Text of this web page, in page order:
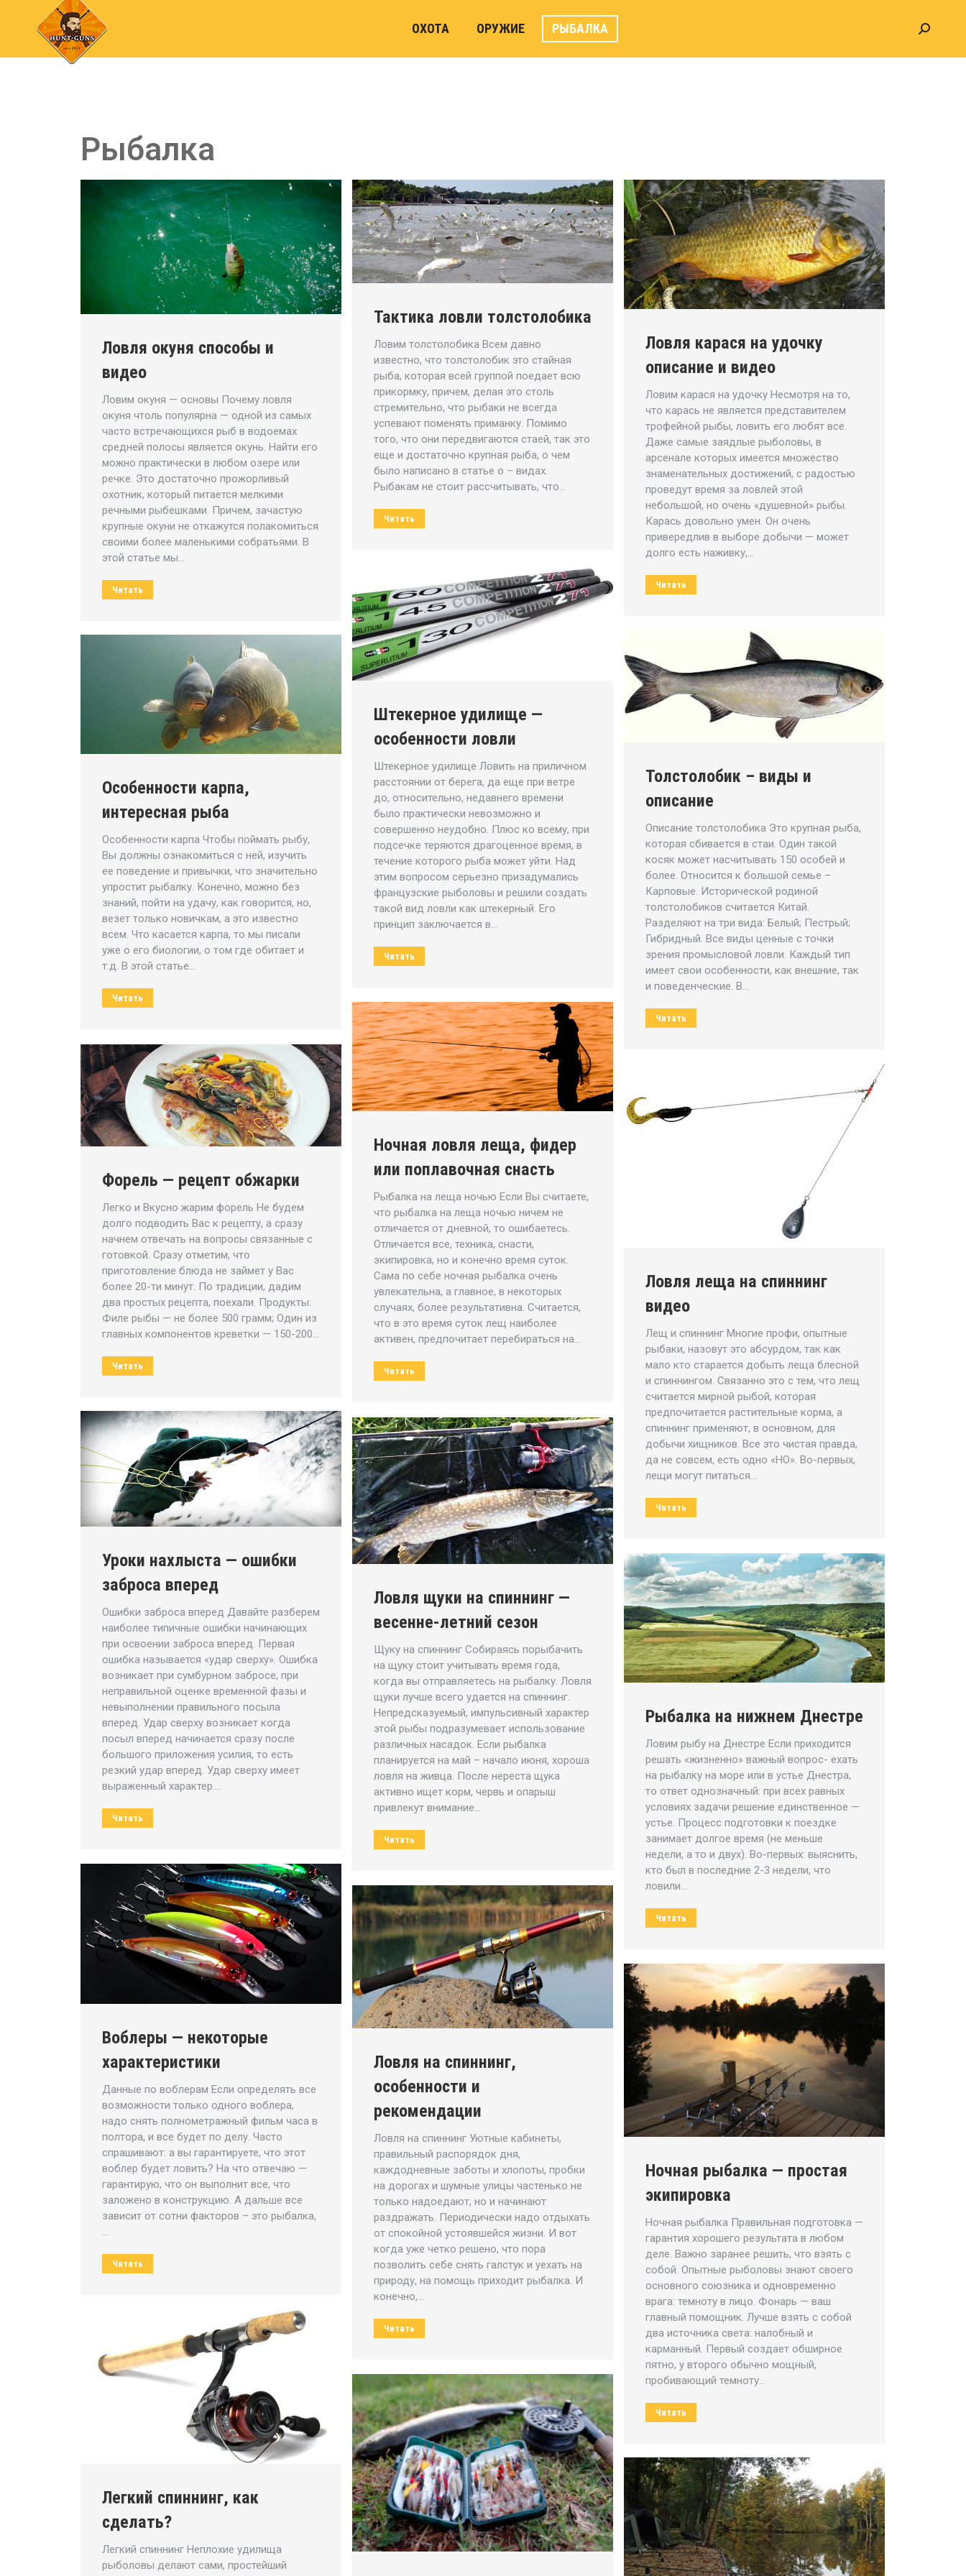
ОХОТА ОРУЖИЕ РЫБАЛКА
Рыбалка
Ловля окуня способы и
видео
Ловим окуня — основы Почему ловля
окуня чтоль популярна — одной из самых
часто встречающихся рыб в водоемах
средней полосы является окунь. Найти его
можно практически в любом озере или
речке. Это достаточно прожорливый
охотник, который питается мелкими
речными рыбешками. Причем, зачастую
крупные окуни не откажутся полакомиться
своими более маленькими собратьями. В
этой статье мы…
Читать
Тактика ловли толстолобика
Ловим толстолобика Всем давно
известно, что толстолобик это стайная
рыба, которая всей группой поедает всю
прикормку, причем, делая это столь
стремительно, что рыбаки не всегда
успевают поменять приманку. Помимо
того, что они передвигаются стаей, так это
еще и достаточно крупная рыба, о чем
было написано в статье о – видах.
Рыбакам не стоит рассчитывать, что…
Читать
Ловля карася на удочку
описание и видео
Ловим карася на удочку Несмотря на то,
что карась не является представителем
трофейной рыбы, ловить его любят все.
Даже самые заядлые рыболовы, в
арсенале которых имеется множество
знаменательных достижений, с радостью
проведут время за ловлей этой
небольшой, но очень «душевной» рыбы.
Карась довольно умен. Он очень
привередлив в выборе добычи — может
долго есть наживку,…
Читать
Штекерное удилище —
особенности ловли
Штекерное удилище Ловить на приличном
расстоянии от берега, да еще при ветре
до, относительно, недавнего времени
было практически невозможно и
совершенно неудобно. Плюс ко всему, при
подсечке теряются драгоценное время, в
течение которого рыба может уйти. Над
этим вопросом серьезно призадумались
французские рыболовы и решили создать
такой вид ловли как штекерный. Его
принцип заключается в…
Читать
Толстолобик – виды и
описание
Описание толстолобика Это крупная рыба,
которая сбивается в стаи. Один такой
косяк может насчитывать 150 особей и
более. Относится к большой семье –
Карповые. Исторической родиной
толстолобиков считается Китай.
Разделяют на три вида: Белый; Пестрый;
Гибридный. Все виды ценные с точки
зрения промысловой ловли. Каждый тип
имеет свои особенности, как внешние, так
и поведенческие. В…
Читать
Особенности карпа,
интересная рыба
Особенности карпа Чтобы поймать рыбу,
Вы должны ознакомиться с ней, изучить
ее поведение и привычки, что значительно
упростит рыбалку. Конечно, можно без
знаний, пойти на удачу, как говорится, но,
везет только новичкам, а это известно
всем. Что касается карпа, то мы писали
уже о его биологии, о том где обитает и
т.д. В этой статье…
Читать
Ночная ловля леща, фидер
или поплавочная снасть
Рыбалка на леща ночью Если Вы считаете,
что рыбалка на леща ночью ничем не
отличается от дневной, то ошибаетесь.
Отличается все, техника, снасти,
экипировка, но и конечно время суток.
Сама по себе ночная рыбалка очень
увлекательна, а главное, в некоторых
случаях, более результативна. Считается,
что в это время суток лещ наиболее
активен, предпочитает перебираться на…
Читать
Форель — рецепт обжарки
Легко и Вкусно жарим форель Не будем
долго подводить Вас к рецепту, а сразу
начнем отвечать на вопросы связанные с
готовкой. Сразу отметим, что
приготовление блюда не займет у Вас
более 20-ти минут. По традиции, дадим
два простых рецепта, поехали. Продукты:
Филе рыбы — не более 500 грамм; Один из
главных компонентов креветки — 150-200…
Читать
Ловля леща на спиннинг
видео
Лещ и спиннинг Многие профи, опытные
рыбаки, назовут это абсурдом, так как
мало кто старается добыть леща блесной
и спиннингом. Связанно это с тем, что лещ
считается мирной рыбой, которая
предпочитается растительные корма, а
спиннинг применяют, в основном, для
добычи хищников. Все это чистая правда,
да не совсем, есть одно «НО». Во-первых,
лещи могут питаться…
Читать
Уроки нахлыста — ошибки
заброса вперед
Ошибки заброса вперед Давайте разберем
наиболее типичные ошибки начинающих
при освоении заброса вперед. Первая
ошибка называется «удар сверху». Ошибка
возникает при сумбурном забросе, при
неправильной оценке временной фазы и
невыполнении правильного посыла
вперед. Удар сверху возникает когда
посыл вперед начинается сразу после
большого приложения усилия, то есть
резкий удар вперед. Удар сверху имеет
выраженный характер.…
Читать
Ловля щуки на спиннинг —
весенне-летний сезон
Щуку на спиннинг Собираясь порыбачить
на щуку стоит учитывать время года,
когда вы отправляетесь на рыбалку. Ловля
щуки лучше всего удается на спиннинг.
Непредсказуемый, импульсивный характер
этой рыбы подразумевает использование
различных насадок. Если рыбалка
планируется на май – начало июня, хороша
ловля на живца. После нереста щука
активно ищет корм, червь и опарыш
привлекут внимание…
Читать
Рыбалка на нижнем Днестре
Ловим рыбу на Днестре Если приходится
решать «жизненно» важный вопрос- ехать
на рыбалку на море или в устье Днестра,
то ответ однозначный: при всех равных
условиях задачи решение единственное —
устье. Процесс подготовки к поездке
занимает долгое время (не меньше
недели, а то и двух). Во-первых: выяснить,
кто был в последние 2-3 недели, что
ловили…
Читать
Воблеры — некоторые
характеристики
Данные по воблерам Если определять все
возможности только одного воблера,
надо снять полнометражный фильм часа в
полтора, и все будет по делу. Часто
спрашивают: а вы гарантируете, что этот
воблер будет ловить? На что отвечаю —
гарантирую, что он выполнит все, что
заложено в конструкцию. А дальше все
зависит от сотни факторов – это рыбалка,
…
Читать
Ловля на спиннинг,
особенности и
рекомендации
Ловля на спиннинг Уютные кабинеты,
правильный распорядок дня,
каждодневные заботы и хлопоты, пробки
на дорогах и шумные улицы частенько не
только надоедают, но и начинают
раздражать. Периодически надо отдыхать
от спокойной устоявшейся жизни. И вот
когда уже четко решено, что пора
позволить себе снять галстук и уехать на
природу, на помощь приходит рыбалка. И
конечно,…
Читать
Ночная рыбалка — простая
экипировка
Ночная рыбалка Правильная подготовка —
гарантия хорошего результата в любом
деле. Важно заранее решить, что взять с
собой. Опытные рыболовы знают своего
основного союзника и одновременно
врага: темноту в лицо. Фонарь — ваш
главный помощник. Лучше взять с собой
два источника света: налобный и
карманный. Первый создает обширное
пятно, у второго обычно мощный,
пробивающий темноту…
Читать
Легкий спиннинг, как
сделать?
Легкий спиннинг Неплохие удилища
рыболовы делают сами, простейший